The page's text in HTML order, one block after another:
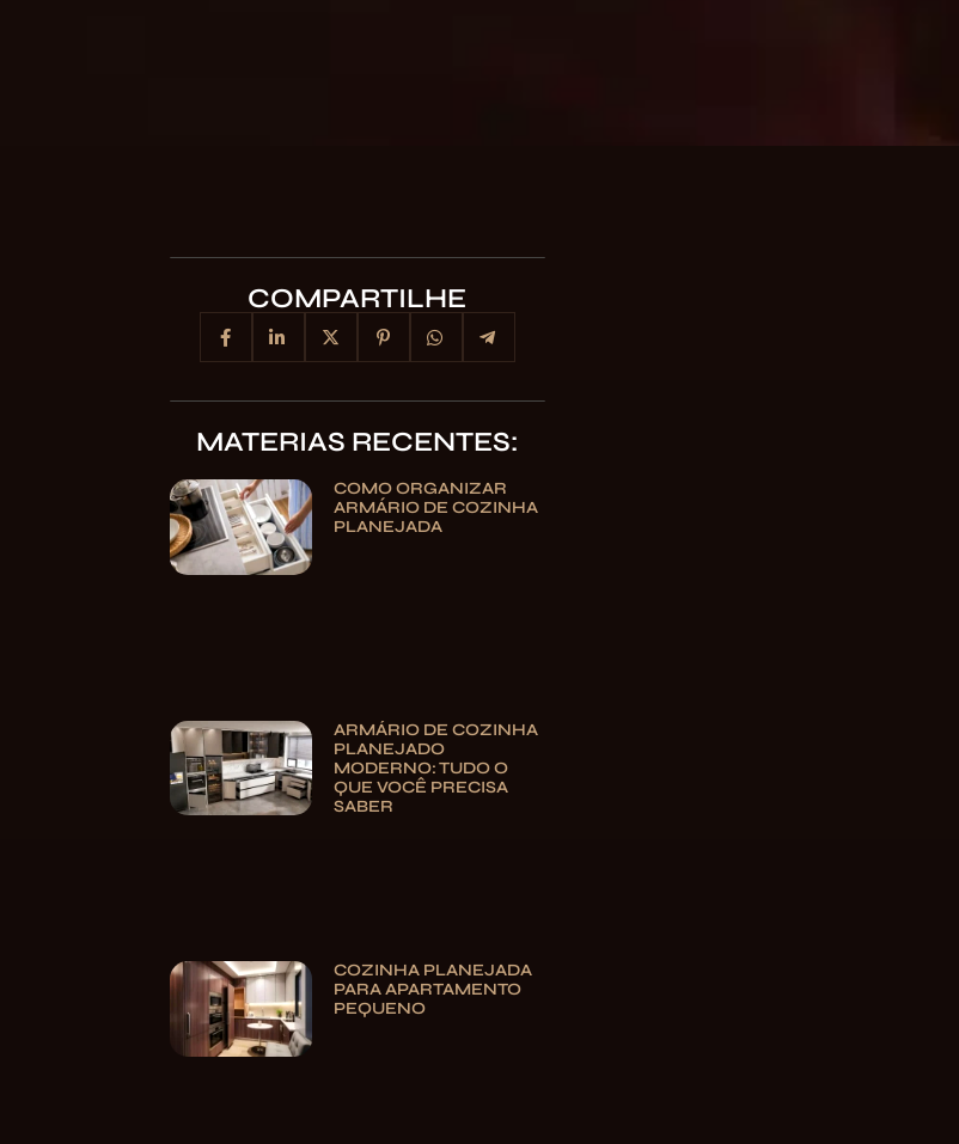
COMPARTILHE
MATERIAS RECENTES:
COMO ORGANIZAR
ARMÁRIO DE COZINHA
PLANEJADA
ARMÁRIO DE COZINHA
PLANEJADO
MODERNO: TUDO O
QUE VOCÊ PRECISA
SABER
COZINHA PLANEJADA
PARA APARTAMENTO
PEQUENO